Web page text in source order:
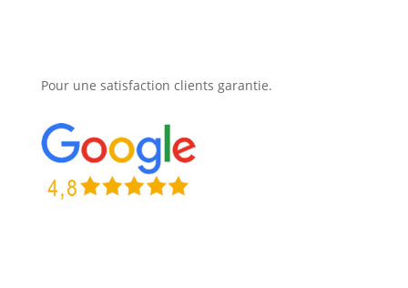
Pour une satisfaction clients garantie.